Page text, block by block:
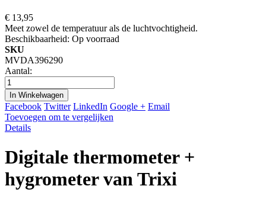
€ 13,95
Meet zowel de temperatuur als de luchtvochtigheid.
Beschikbaarheid: Op voorraad
SKU
MVDA396290
Aantal:
In Winkelwagen
Facebook Twitter LinkedIn Google + Email
Toevoegen om te vergelijken
Details
Digitale thermometer +
hygrometer van Trixi